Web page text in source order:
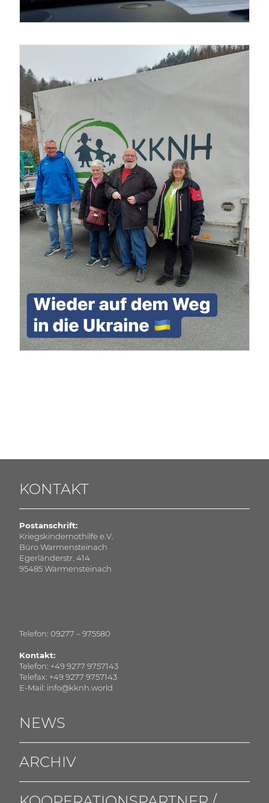
KONTAKT
Postanschrift:
Kriegskindernothilfe e.V.
Büro Warmensteinach
Egerländerstr. 414
95485 Warmensteinach
Telefon: 09277 – 975580
Kontakt:
Telefon: +49 9277 9757143
Telefax: +49 9277 9757143
E-Mail: info@kknh.world
NEWS
ARCHIV